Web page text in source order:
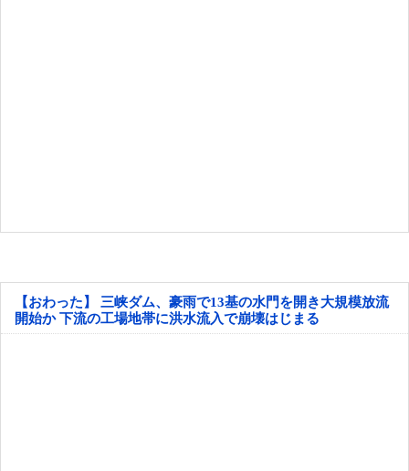
【おわった】 三峡ダム、豪雨で13基の水門を開き大規模放流
開始か 下流の工場地帯に洪水流入で崩壊はじまる